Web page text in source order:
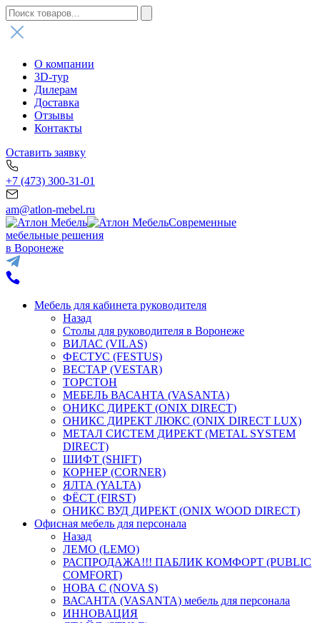
О компании
3D-тур
Дилерам
Доставка
Отзывы
Контакты
Оставить заявку
+7 (473) 300-31-01
am@atlon-mebel.ru
Современные
мебельные решения
в Воронеже
Мебель для кабинета руководителя
Назад
Столы для руководителя в Воронеже
ВИЛАС (VILAS)
ФЕСТУС (FESTUS)
ВЕСТАР (VESTAR)
ТОРСТОН
МЕБЕЛЬ ВАСАНТА (VASANTA)
ОНИКС ДИРЕКТ (ONIX DIRECT)
ОНИКС ДИРЕКТ ЛЮКС (ONIX DIRECT LUX)
МЕТАЛ СИСТЕМ ДИРЕКТ (METAL SYSTEM
DIRECT)
ШИФТ (SHIFT)
КОРНЕР (CORNER)
ЯЛТА (YALTA)
ФЁСТ (FIRST)
ОНИКС ВУД ДИРЕКТ (ONIX WOOD DIRECT)
Офисная мебель для персонала
Назад
ЛЕМО (LEMO)
РАСПРОДАЖА!!! ПАБЛИК КОМФОРТ (PUBLIC
COMFORT)
НОВА С (NOVA S)
ВАСАНТА (VASANTA) мебель для персонала
ИННОВАЦИЯ